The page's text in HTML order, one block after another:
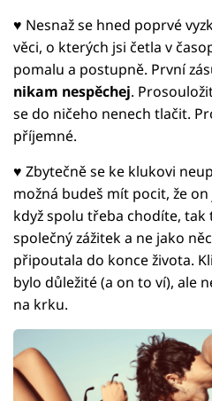
♥ Nesnaž se hned poprvé
věci, o kterých jsi četla v
pomalu a postupně. První
nikam nespěchej.
se do ničeho nenech tlačit.
příjemné.
♥ Zbytečně se ke klukovi
možná budeš mít pocit, že on
když spolu třeba chodíte,
společný zážitek a ne jako
připoutala do konce života.
bylo důležité (a on to ví), ale
na krku.